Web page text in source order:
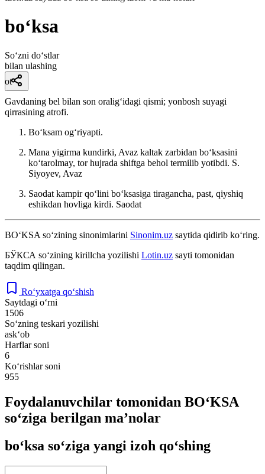
bo‘ksa
So‘zni do‘stlar
bilan ulashing
ot
Gavdaning bel bilan son oraligʻidagi qismi; yonbosh suyagi
qirrasining atrofi.
Boʻksam ogʻriyapti.
Mana yigirma kundirki, Avaz kaltak zarbidan boʻksasini
koʻtarolmay, tor hujrada shiftga behol termilib yotibdi. S.
Siyoyev, Avaz
Saodat kampir qoʻlini boʻksasiga tiragancha, past, qiyshiq
eshikdan hovliga kirdi. Saodat
BO‘KSA so‘zining sinonimlarini Sinonim.uz saytida qidirib ko‘ring.
БЎКСА so‘zining kirillcha yozilishi Lotin.uz sayti tomonidan
taqdim qilingan.
Ro‘yxatga qo‘shish
Saytdagi o‘rni
1506
So‘zning teskari yozilishi
ask‘ob
Harflar soni
6
Ko‘rishlar soni
955
Foydalanuvchilar tomonidan BO‘KSA
so‘ziga berilgan ma’nolar
bo‘ksa so‘ziga yangi izoh qo‘shing